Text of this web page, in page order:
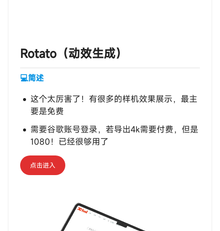
‎‎‎‎‎‎‎ㅤRotato（动效生成）
💻简述
这个太厉害了！有很多的样机效果展示，最主
要是免费
需要谷歌账号登录，若导出4k需要付费，但是
1080！已经很够用了
点击进入